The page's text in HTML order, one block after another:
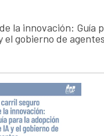
la innovación: Guía
el gobierno de agentes